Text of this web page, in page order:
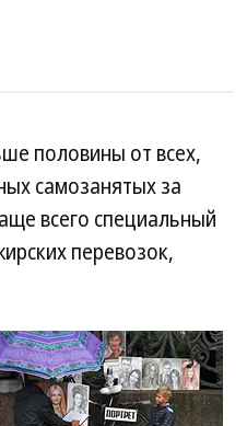
половины от всех,
самозанятых за
всего специальный
перевозок,